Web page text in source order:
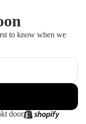
to know when we
door